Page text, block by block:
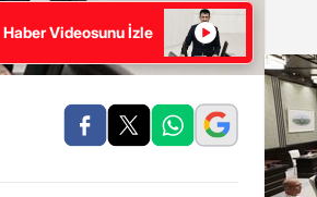
Haber Videosunu İzle